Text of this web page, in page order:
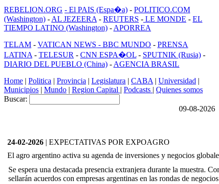
REBELION.ORG - El PAIS (Espa�a) - POLITICO.COM
(Washington) - AL JEZEERA - REUTERS - LE MONDE - EL
TIEMPO LATINO (Washington) - APORREA
TELAM - VATICAN NEWS - BBC MUNDO - PRENSA
LATINA - TELESUR - CNN ESPA�OL - SPUTNIK (Rusia) -
DIARIO DEL PUEBLO (China) - AGENCIA BRASIL
Home | Politica | Provincia | Legislatura | CABA | Universidad |
Municipios | Mundo | Region Capital | Podcasts | Quienes somos
Buscar:
09-08-2026
24-02-2026 | EXPECTATIVAS POR EXPOAGRO
El agro argentino activa su agenda de inversiones y negocios
Se espera una destacada presencia extranjera durante la muestra.
sellarán acuerdos con empresas argentinas en las rondas de